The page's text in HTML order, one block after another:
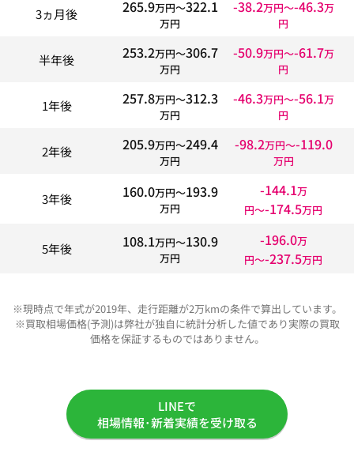
3ヵ月後 265.9万円〜322.1
万円
-38.2万円〜-46.3万
円
半年後 253.2万円〜306.7
万円
-50.9万円〜-61.7万
円
1年後 257.8万円〜312.3
万円
-46.3万円〜-56.1万
円
2年後 205.9万円〜249.4
万円
-98.2万円〜-119.0
万円
3年後 160.0万円〜193.9
万円
-144.1万
円〜-174.5万円
5年後 108.1万円〜130.9
万円
-196.0万
円〜-237.5万円
※現時点で年式が2019年、走行距離が2万kmの条件で算出しています。
※買取相場価格(予測)は弊社が独自に統計分析した値であり実際の買取
価格を保証するものではありません。
LINEで
相場情報･新着実績を受け取る